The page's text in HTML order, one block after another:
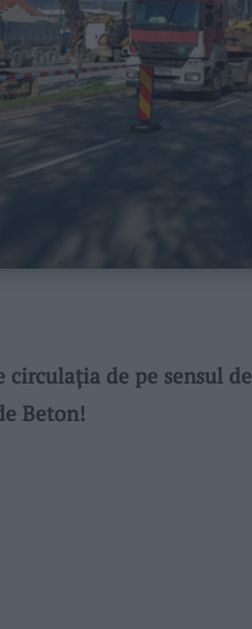
circulaţia de pe sensul
Beton!